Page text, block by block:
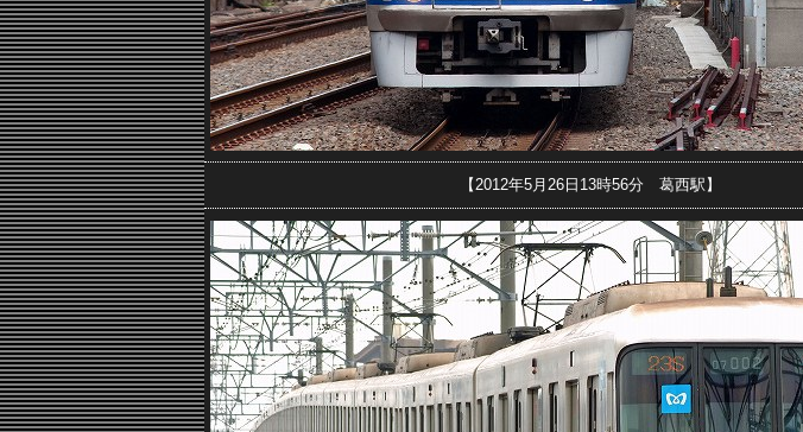
【2012年5月26日13時56分 葛西駅】